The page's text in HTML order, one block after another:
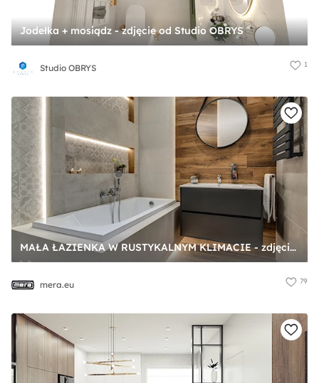
Jodełka + mosiądz - zdjęcie od Studio OBRYS
Studio OBRYS 1
MAŁA ŁAZIENKA W RUSTYKALNYM KLIMACIE - zdjęcie od mera.eu
mera.eu 79